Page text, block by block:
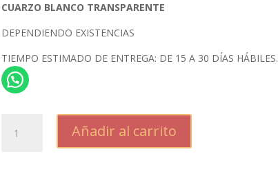
original
era:
$837.20.
actual
$586.04.
CUARZO BLANCO TRANSPARENTE
DEPENDIENDO EXISTENCIAS
TIEMPO ESTIMADO DE ENTREGA: DE 15 A 30 DÍAS HÁBILES.
BLANCO
Añadir al carrito